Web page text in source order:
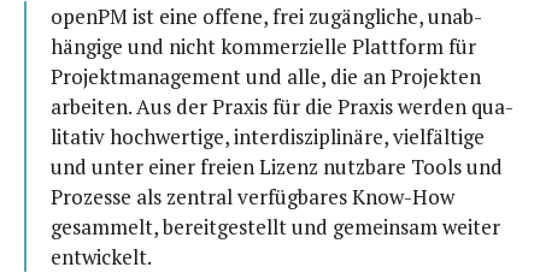
openPM ist eine offe­ne, frei zugäng­li­che, unab­
hän­gi­ge und nicht kom­mer­zi­el­le Platt­form für
Pro­jekt­ma­nage­ment und alle, die an Pro­jek­ten
arbei­ten. Aus der Pra­xis für die Pra­xis wer­den qua­
li­ta­tiv hoch­wer­ti­ge, inter­dis­zi­pli­nä­re, viel­fäl­ti­ge
und unter einer frei­en Lizenz nutz­ba­re Tools und
Pro­zes­se als zen­tral ver­füg­ba­res Know-How
gesam­melt, bereit­ge­stellt und gemein­sam wei­ter
entwickelt.